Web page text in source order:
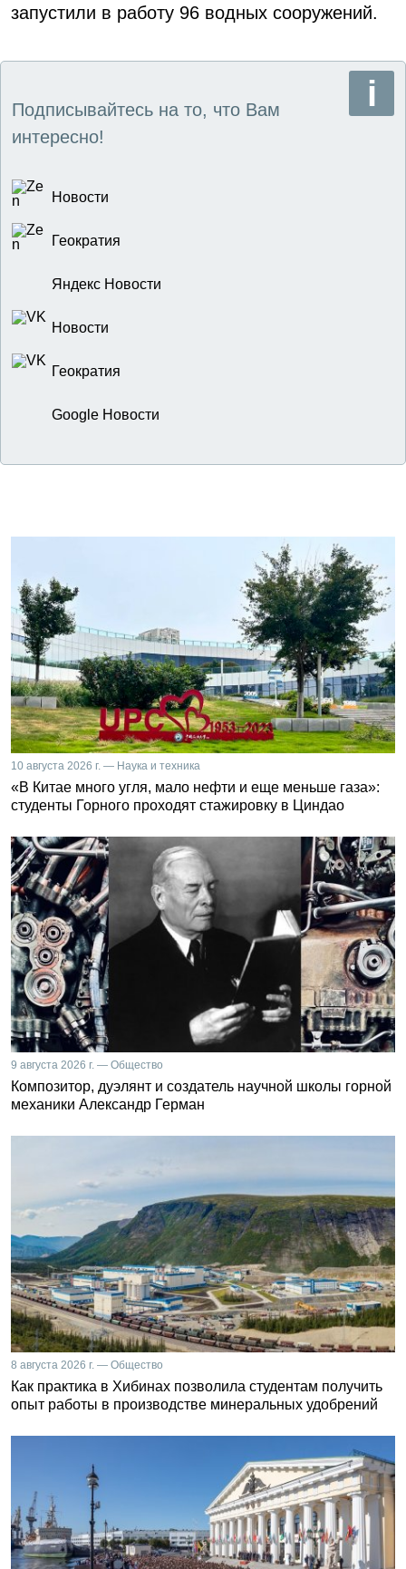
запустили в работу 96 водных сооружений.
Подписывайтесь на то, что Вам
интересно!
Новости
Геократия
Яндекс Новости
Новости
Геократия
Google Новости
10 августа 2026 г. — Наука и техника
«В Китае много угля, мало нефти и еще меньше газа»:
студенты Горного проходят стажировку в Циндао
9 августа 2026 г. — Общество
Композитор, дуэлянт и создатель научной школы горной
механики Александр Герман
8 августа 2026 г. — Общество
Как практика в Хибинах позволила студентам получить
опыт работы в производстве минеральных удобрений